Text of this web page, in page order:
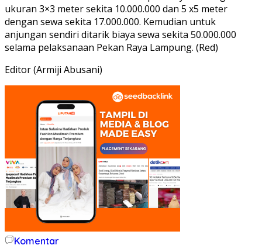
ukuran 3×3 meter sekita 10.000.000 dan 5 x5 meter
dengan sewa sekita 17.000.000. Kemudian untuk
anjungan sendiri ditarik biaya sewa sekita 50.000.000
selama pelaksanaan Pekan Raya Lampung. (Red)
Editor (Armiji Abusani)
Komentar